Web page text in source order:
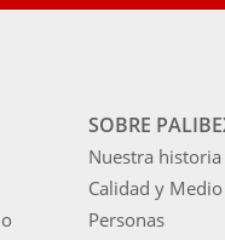
SOBRE
Nuestra historia
Calidad y
Personas